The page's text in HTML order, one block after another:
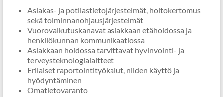
Asiakas- ja potilastietojärjestelmät, hoitokertomus
sekä toiminnanohjausjärjestelmät
Vuorovaikutuskanavat asiakkaan etähoidossa ja
henkilökunnan kommunikaatiossa
Asiakkaan hoidossa tarvittavat hyvinvointi- ja
terveysteknologialaitteet
Erilaiset raportointityökalut, niiden käyttö ja
hyödyntäminen
Omatietovaranto